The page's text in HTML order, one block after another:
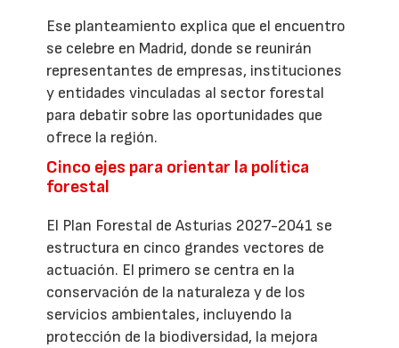
Ese planteamiento explica que el encuentro
se celebre en Madrid, donde se reunirán
representantes de empresas, instituciones
y entidades vinculadas al sector forestal
para debatir sobre las oportunidades que
ofrece la región.
Cinco ejes para orientar la política
forestal
El Plan Forestal de Asturias 2027-2041 se
estructura en cinco grandes vectores de
actuación. El primero se centra en la
conservación de la naturaleza y de los
servicios ambientales, incluyendo la
protección de la biodiversidad, la mejora